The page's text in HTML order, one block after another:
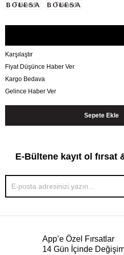
Tükendi Tükendi
Karşılaştır
Fiyat Düşünce Haber Ver
Kargo Bedava
Gelince Haber Ver
E-Bültene kayıt ol fırsat
App’e Özel Fırsatlar
14 Gün İçinde